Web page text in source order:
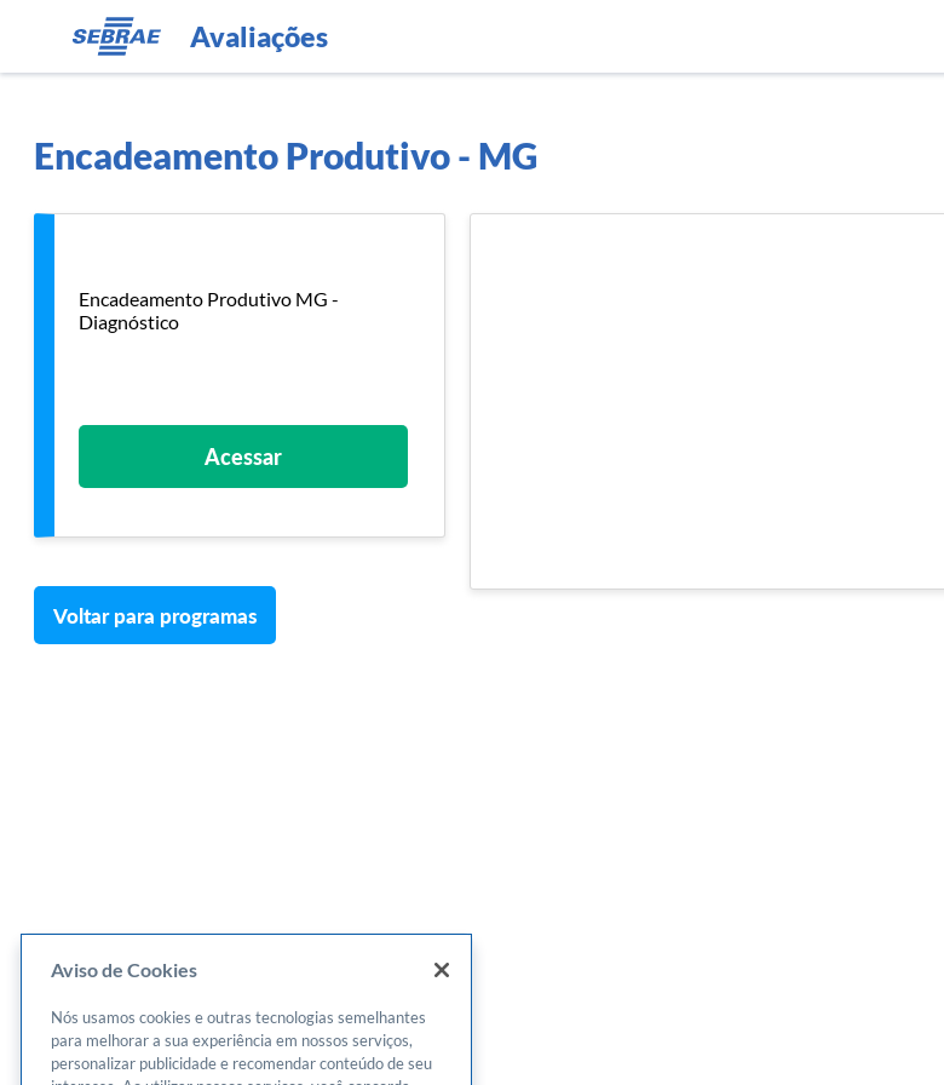
Avaliações
Encadeamento Produtivo - MG
Encadeamento Produtivo MG -
Diagnóstico
Acessar
Voltar para programas
Aviso de Cookies
Nós usamos cookies e outras tecnologias semelhantes
para melhorar a sua experiência em nossos serviços,
personalizar publicidade e recomendar conteúdo de seu